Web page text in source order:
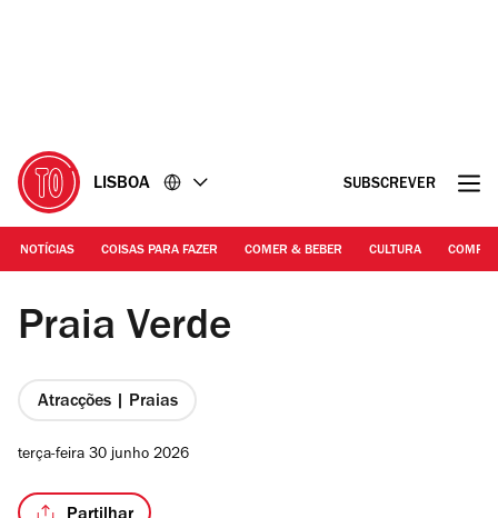
LISBOA SUBSCREVER
NOTÍCIAS COISAS PARA FAZER COMER & BEBER CULTURA
Fotografia: Francisco Santos
Praia Verde
Atracções | Praias
terça-feira 30 junho 2026